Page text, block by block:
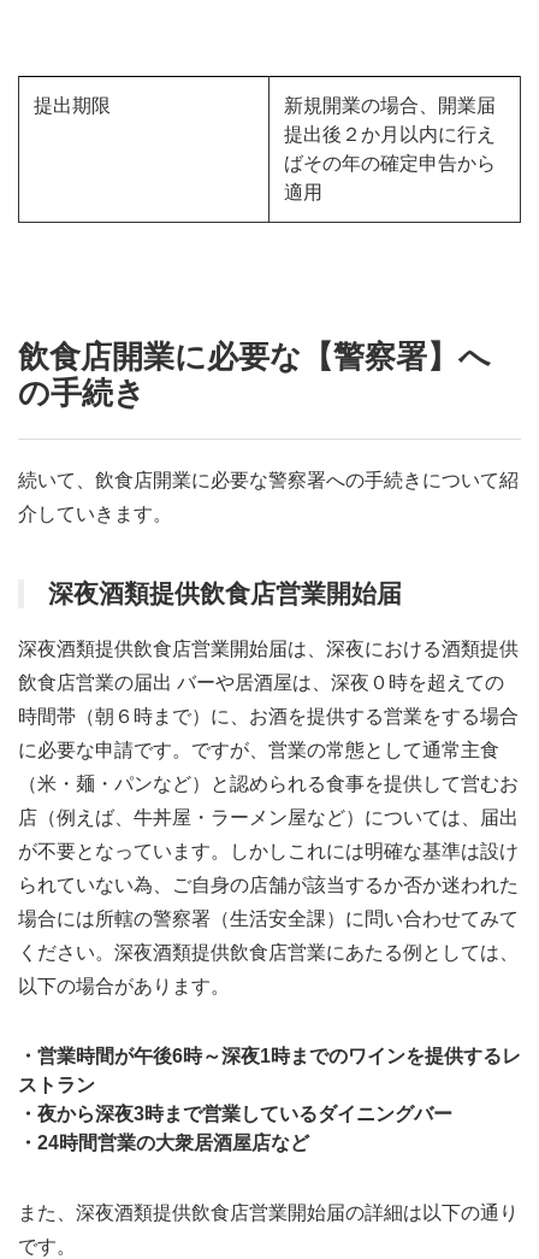
提出期限
新規開業の場合、開業届
提出後２か月以内に行え
ばその年の確定申告から
適用
飲食店開業に必要な【警察署】へ
の手続き
続いて、飲食店開業に必要な警察署への手続きについて紹
介していきます。
深夜酒類提供飲食店営業開始届
深夜酒類提供飲食店営業開始届は、深夜における酒類提供
飲食店営業の届出 バーや居酒屋は、深夜０時を超えての
時間帯（朝６時まで）に、お酒を提供する営業をする場合
に必要な申請です。ですが、営業の常態として通常主食
（米・麺・パンなど）と認められる食事を提供して営むお
店（例えば、牛丼屋・ラーメン屋など）については、届出
が不要となっています。しかしこれには明確な基準は設け
られていない為、ご自身の店舗が該当するか否か迷われた
場合には所轄の警察署（生活安全課）に問い合わせてみて
ください。深夜酒類提供飲食店営業にあたる例としては、
以下の場合があります。
・営業時間が午後6時～深夜1時までのワインを提供するレ
ストラン
・夜から深夜3時まで営業しているダイニングバー
・24時間営業の大衆居酒屋店など
また、深夜酒類提供飲食店営業開始届の詳細は以下の通り
です。